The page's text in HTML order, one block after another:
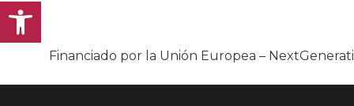
Financiado por la Unión Europea –
Abrir barra de herramientas